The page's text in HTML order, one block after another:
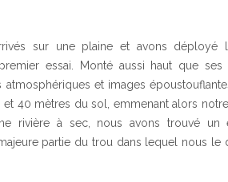
sur une plaine et avons déployé le
essai. Monté aussi haut que
et images
40 mètres du sol, emmenant alors
rivière à sec, nous avons trouvé un
partie du trou dans lequel nous le